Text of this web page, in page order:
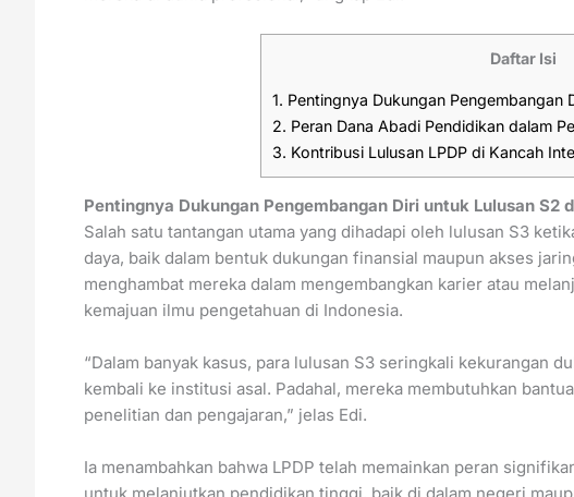
Daftar Isi
1. Pentingnya Dukungan Pengembangan
2. Peran Dana Abadi Pendidikan dalam
3. Kontribusi Lulusan LPDP di Kancah
Pentingnya Dukungan Pengembangan Diri untuk Lulusan S2
Salah satu tantangan utama yang dihadapi oleh lulusan S3
daya, baik dalam bentuk dukungan finansial maupun akses
menghambat mereka dalam mengembangkan karier atau
kemajuan ilmu pengetahuan di Indonesia.
“Dalam banyak kasus, para lulusan S3 seringkali kekurangan
kembali ke institusi asal. Padahal, mereka membutuhkan
penelitian dan pengajaran,” jelas Edi.
Ia menambahkan bahwa LPDP telah memainkan peran